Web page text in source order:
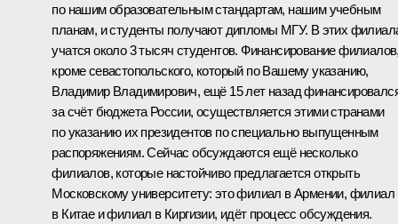
по нашим образовательным стандартам, нашим учебным
планам, и студенты получают дипломы МГУ. В этих
учатся около 3 тысяч студентов. Финансирование
кроме севастопольского, который по Вашему указанию,
Владимир Владимирович, ещё 15 лет назад
за счёт бюджета России, осуществляется этими странами
по указанию их президентов по специально выпущенным
распоряжениям. Сейчас обсуждаются ещё несколько
филиалов, которые настойчиво предлагается открыть
Московскому университету: это филиал в Армении, филиал
в Китае и филиал в Киргизии, идёт процесс обсуждения.